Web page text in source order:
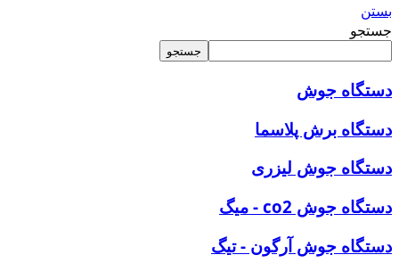
بستن
جستجو
جستجو
دستگاه جوش
دستگاه برش پلاسما
دستگاه جوش لیزری
دستگاه جوش co2 - میگ
دستگاه جوش آرگون - تیگ